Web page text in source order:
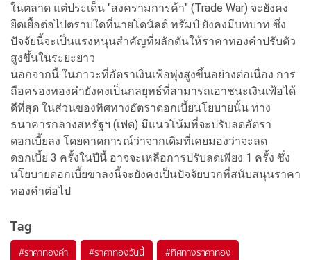
ในตลาด แต่ประเด็น "สงครามการค้า" (Trade War) จะยังคง
ยืดเยื้อต่อไปตราบใดที่นายโดนัลด์ ทรัมป์ ยังคงมีบทบาท ซึ่ง
ปัจจัยนี้จะเป็นแรงหนุนสำคัญที่ผลักดันให้ราคาทองคำปรับตัว
สูงขึ้นในระยะยาว
นอกจากนี้ ในภาวะที่อัตราเงินเฟ้อพุ่งสูงขึ้นอย่างต่อเนื่อง การ
ถือครองทองคำยังคงเป็นกลยุทธ์ที่สามารถเอาชนะเงินเฟ้อได้
ดีที่สุด ในส่วนของทิศทางอัตราดอกเบี้ยนโยบายนั้น ทาง
ธนาคารกลางสหรัฐฯ (เฟด) มีแนวโน้มที่จะปรับลดอัตรา
ดอกเบี้ยลง โดยคาดการณ์ว่าจากเดิมที่เคยมองว่าจะลด
ดอกเบี้ย 3 ครั้งในปีนี้ อาจจะเหลือการปรับลดเพียง 1 ครั้ง ซึ่ง
นโยบายดอกเบี้ยขาลงนี้จะยังคงเป็นปัจจัยบวกที่สนับสนุนราคา
ทองคำต่อไป
Tag
#ราคาทองคำ #ราคาทองวันนี้ #ทิศทางราคาทอง